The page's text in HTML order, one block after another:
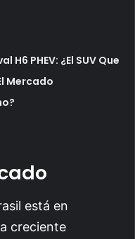
H6 PHEV: ¿El SUV Que
Mercado
está en
creciente